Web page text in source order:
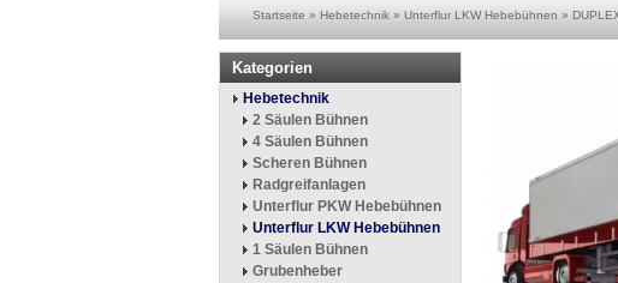
Startseite » Hebetechnik » Unterflur LKW Hebebühnen »
Kategorien
Hebetechnik
2 Säulen Bühnen
4 Säulen Bühnen
Scheren Bühnen
Radgreifanlagen
Unterflur PKW Hebebühnen
Unterflur LKW Hebebühnen
1 Säulen Bühnen
Grubenheber